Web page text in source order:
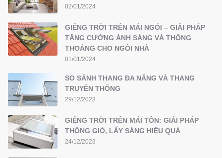
02/01/2024
GIẾNG TRỜI TRÊN MÁI NGÓI – GIẢI PHÁP
TĂNG CƯỜNG ÁNH SÁNG VÀ THÔNG
THOÁNG CHO NGÔI NHÀ
01/01/2024
SO SÁNH THANG ĐA NĂNG VÀ THANG
TRUYỀN THỐNG
29/12/2023
GIẾNG TRỜI TRÊN MÁI TÔN: GIẢI PHÁP
THÔNG GIÓ, LẤY SÁNG HIỆU QUẢ
24/12/2023